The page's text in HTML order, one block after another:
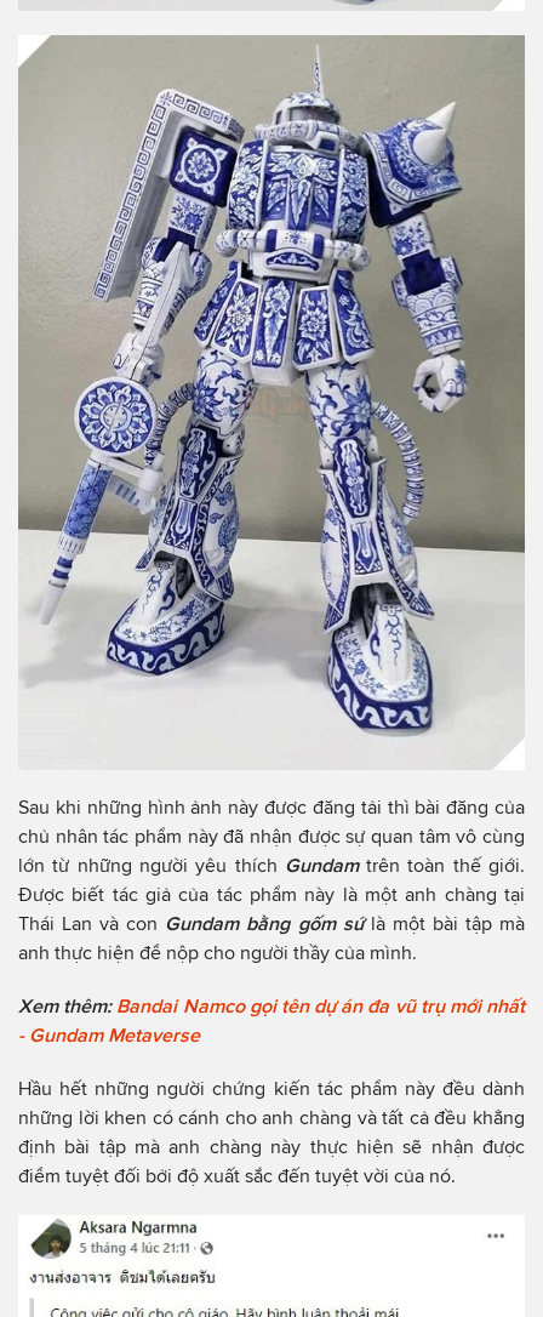
Sau khi những hình ảnh này được đăng tải thì bài đăng của
chủ nhân tác phẩm này đã nhận được sự quan tâm vô cùng
lớn từ những người yêu thích Gundamtrên toàn thế giới.
Được biết tác giả của tác phẩm này là một anh chàng tại
Thái Lan và con Gundam bằng gốm sứlà một bài tập mà
anh thực hiện để nộp cho người thầy của mình.
Xem thêm: Bandai Namco gọi tên dự án đa vũ trụ mới nhất
- Gundam Metaverse
Hầu hết những người chứng kiến tác phẩm này đều dành
những lời khen có cánh cho anh chàng và tất cả đều khẳng
định bài tập mà anh chàng này thực hiện sẽ nhận được
điểm tuyệt đối bởi độ xuất sắc đến tuyệt vời của nó.